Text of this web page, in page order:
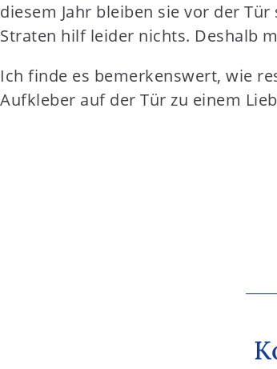
diesem Jahr bleiben sie vor der
Straten hilf leider nichts. Deshalb
Ich finde es bemerkenswert, wie
Aufkleber auf der Tür zu einem